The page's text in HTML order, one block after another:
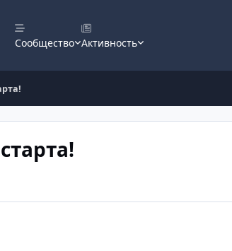
Сообщество Активность